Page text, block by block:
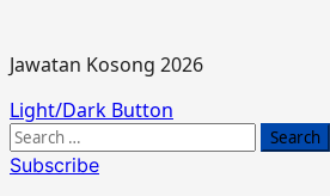
Jawatan Kosong 2026
Primary
Menu
Light/Dark Button
Search
for:
Subscribe